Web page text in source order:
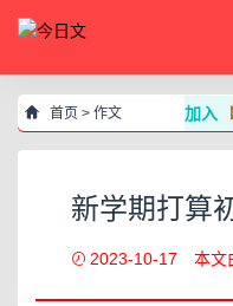
首页 > 作文 加入【
新学期打算
2023-10-17 本文